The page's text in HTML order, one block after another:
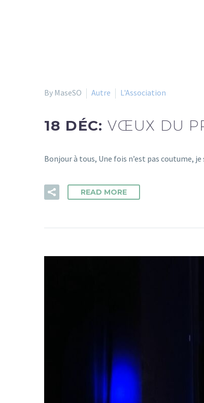
By MaseSO Autre L'Association
18 DÉC:VŒUX DU
Bonjour à tous, Une fois n’est pas coutume,
READ MORE